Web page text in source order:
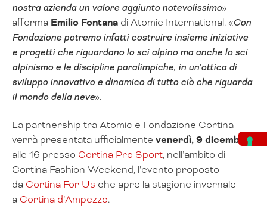
nostra azienda un valore aggiunto notevolissimo»
afferma Emilio Fontana di Atomic International. «Con
Fondazione potremo infatti costruire insieme iniziative
e progetti che riguardano lo sci alpino ma anche lo sci
alpinismo e le discipline paralimpiche, in un’ottica di
sviluppo innovativo e dinamico di tutto ciò che riguarda
il mondo della neve».
La partnership tra Atomic e Fondazione Cortina
verrà presentata ufficialmente venerdì, 9 dicembre,
alle 16 presso Cortina Pro Sport, nell’ambito di
Cortina Fashion Weekend, l’evento proposto
da Cortina For Us che apre la stagione invernale
a Cortina d’Ampezzo.